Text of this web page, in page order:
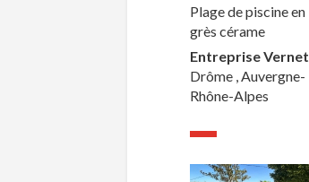
Plage de piscine en
grès cérame
Entreprise Vernet
Drôme , Auvergne-
Rhône-Alpes